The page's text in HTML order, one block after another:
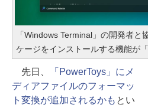
「Windows Terminal」の開発者と
ケージをインストールする機能が
先日、
「PowerToys」にメ
ディアファイルのフォーマッ
ト変換が追加されるかも とい